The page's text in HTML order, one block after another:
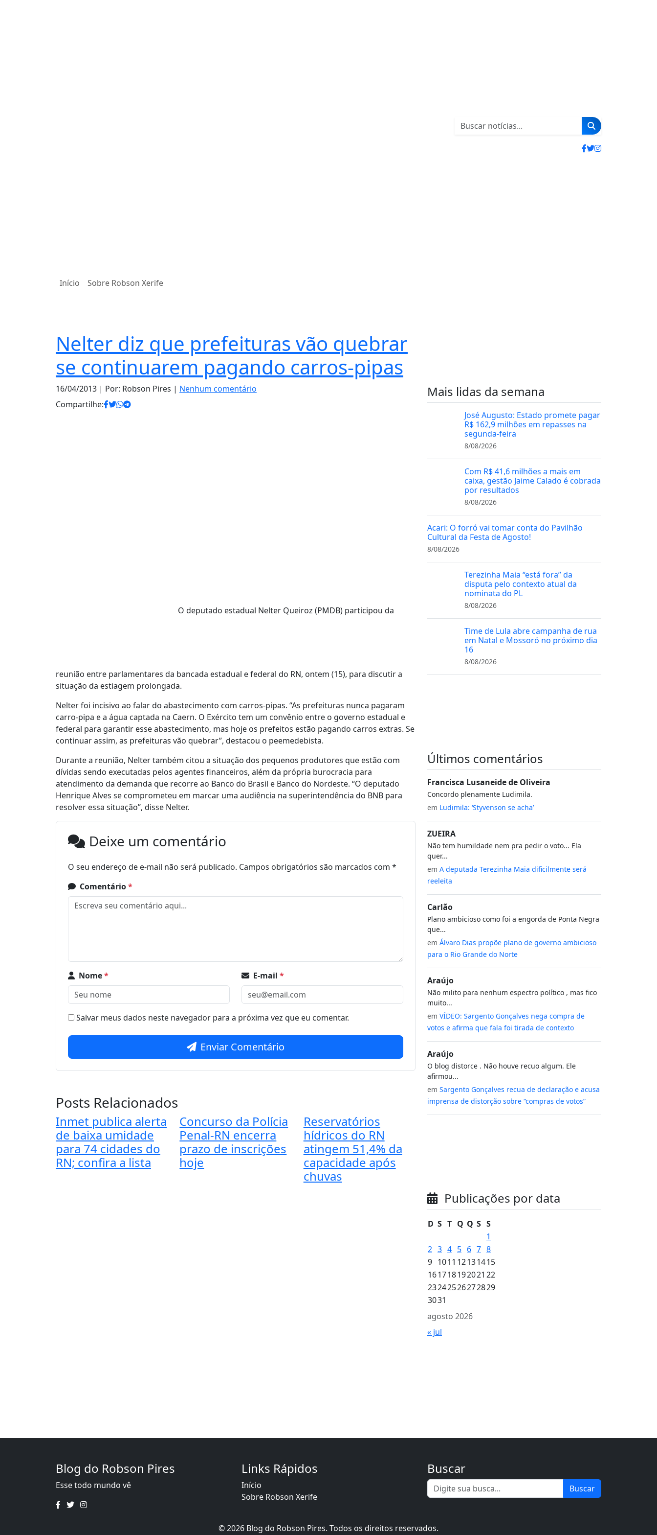
Início Sobre Robson Xerife
Nelter diz que prefeituras vão quebrar
se continuarem pagando carros-pipas
16/04/2013 | Por: Robson Pires | Nenhum comentário
Compartilhe:
O deputado estadual Nelter Queiroz (PMDB) participou da
reunião entre parlamentares da bancada estadual e federal do RN, ontem (15), para discutir a
situação da estiagem prolongada.
Nelter foi incisivo ao falar do abastecimento com carros-pipas. “As prefeituras nunca pagaram
carro-pipa e a água captada na Caern. O Exército tem um convênio entre o governo estadual e
federal para garantir esse abastecimento, mas hoje os prefeitos estão pagando carros extras. Se
continuar assim, as prefeituras vão quebrar”, destacou o peemedebista.
Durante a reunião, Nelter também citou a situação dos pequenos produtores que estão com
dívidas sendo executadas pelos agentes financeiros, além da própria burocracia para
atendimento da demanda que recorre ao Banco do Brasil e Banco do Nordeste. “O deputado
Henrique Alves se comprometeu em marcar uma audiência na superintendência do BNB para
resolver essa situação”, disse Nelter.
Deixe um comentário
O seu endereço de e-mail não será publicado. Campos obrigatórios são marcados com *
Comentário*
Nome* E-mail *
Salvar meus dados neste navegador para a próxima vez que eu comentar.
Enviar Comentário
Posts Relacionados
Inmet publica alerta
de baixa umidade
para 74 cidades do
RN; confira a lista
Concurso da Polícia
Penal-RN encerra
prazo de inscrições
hoje
Reservatórios
hídricos do RN
atingem 51,4% da
capacidade após
chuvas
Mais lidas da semana
José Augusto: Estado promete pagar
R$ 162,9 milhões em repasses na
segunda-feira
8/08/2026
Com R$ 41,6 milhões a mais em
caixa, gestão Jaime Calado é cobrada
por resultados
8/08/2026
Acari: O forró vai tomar conta do Pavilhão
Cultural da Festa de Agosto!
8/08/2026
Terezinha Maia “está fora” da
disputa pelo contexto atual da
nominata do PL
8/08/2026
Time de Lula abre campanha de rua
em Natal e Mossoró no próximo dia
16
8/08/2026
Últimos comentários
Francisca Lusaneide de Oliveira
Concordo plenamente Ludimila.
em Ludimila: ‘Styvenson se acha’
ZUEIRA
Não tem humildade nem pra pedir o voto... Ela
quer...
em A deputada Terezinha Maia dificilmente será
reeleita
Carlão
Plano ambicioso como foi a engorda de Ponta Negra
que...
em Álvaro Dias propõe plano de governo ambicioso
para o Rio Grande do Norte
Araújo
Não milito para nenhum espectro político , mas fico
muito...
em VÍDEO: Sargento Gonçalves nega compra de
votos e afirma que fala foi tirada de contexto
Araújo
O blog distorce . Não houve recuo algum. Ele
afirmou...
em Sargento Gonçalves recua de declaração e acusa
imprensa de distorção sobre “compras de votos”
Publicações por data
agosto 2026
D S T Q Q S S
1
2 3 4 5 6 7 8
9 1011 12131415
161718192021 22
23242526272829
3031
« jul
Blog do Robson Pires
Esse todo mundo vê
Links Rápidos
Início
Sobre Robson Xerife
Buscar
Buscar
© 2026 Blog do Robson Pires. Todos os direitos reservados.